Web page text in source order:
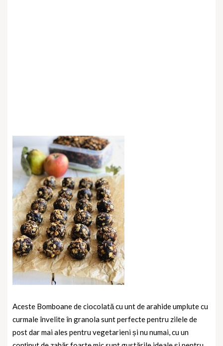
Aceste Bomboane de ciocolată cu unt de arahide umplute cu
curmale învelite în granola sunt perfecte pentru zilele de
post dar mai ales pentru vegetarieni și nu numai, cu un